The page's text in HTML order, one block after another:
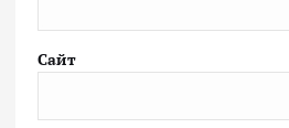
Сайт